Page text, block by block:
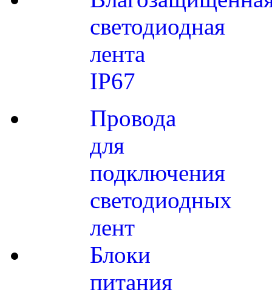
светодиодная
лента
IP67
Провода
для
подключения
светодиодных
лент
Блоки
питания